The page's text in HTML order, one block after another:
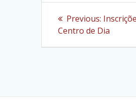
de
Previous: Previous
post:
Centro de Dia